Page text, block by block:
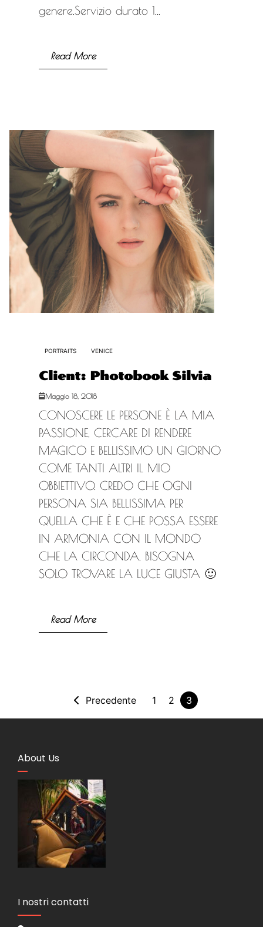
genere.Servizio durato 1...
Read More
PORTRAITS VENICE
Client: Photobook Silvia
Maggio 18, 2018
CONOSCERE LE PERSONE È LA MIA
PASSIONE, CERCARE DI RENDERE
MAGICO E BELLISSIMO UN GIORNO
COME TANTI ALTRI IL MIO
OBBIETTIVO. CREDO CHE OGNI
PERSONA SIA BELLISSIMA PER
QUELLA CHE È E CHE POSSA ESSERE
IN ARMONIA CON IL MONDO
CHE LA CIRCONDA, BISOGNA
SOLO TROVARE LA LUCE GIUSTA 🙂
Read More
Precedente 1 2 3
About Us
I nostri contatti